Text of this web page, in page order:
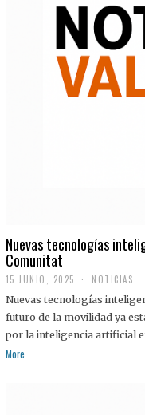
Nuevas tecnologías
Comunitat
15 JUNIO, 2025 NOTICIAS
Nuevas tecnologías
futuro de la movilidad ya
por la inteligencia artificial
More